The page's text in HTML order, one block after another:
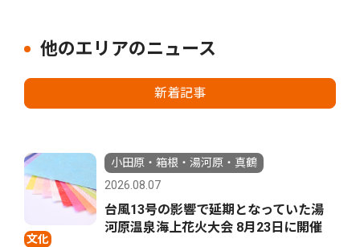
他のエリアのニュース
新着記事
文化
小田原・箱根・湯河原・真鶴
2026.08.07
台風13号の影響で延期となっていた湯
河原温泉海上花火大会 8月23日に開催